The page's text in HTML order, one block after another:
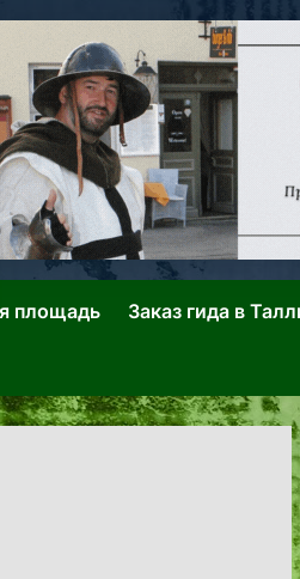
площадь Заказ гида в